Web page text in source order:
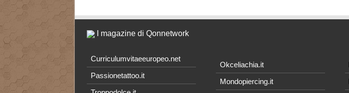
I magazine di Qonnetwork
Curriculumvitaeeuropeo.net
Passionetattoo.it
Okceliachia.it
Mondopiercing.it